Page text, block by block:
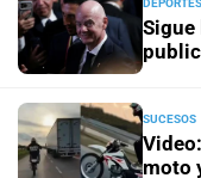
DEPORTES
Sigue
SUCESOS
moto